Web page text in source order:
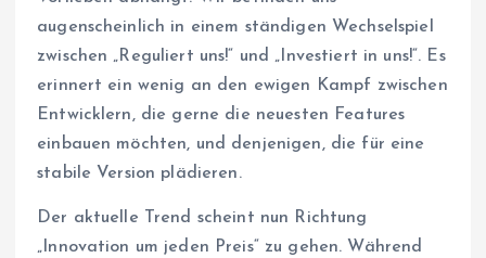
augenscheinlich in einem ständigen Wechselspiel
zwischen „Reguliert uns!“ und „Investiert in uns!“. Es
erinnert ein wenig an den ewigen Kampf zwischen
Entwicklern, die gerne die neuesten Features
einbauen möchten, und denjenigen, die für eine
stabile Version plädieren.
Der aktuelle Trend scheint nun Richtung
„Innovation um jeden Preis“ zu gehen. Während